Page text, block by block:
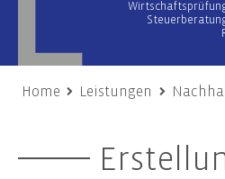
Prüfung von Jahres- und
Home Leistungen